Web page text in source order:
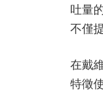
吐量
不僅
在戴
特徵